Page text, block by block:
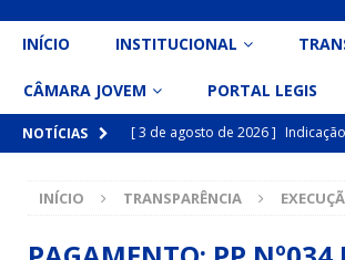
INÍCIO INSTITUCIONAL
CÂMARA JOVEM PORTAL LEGIS
NOTÍCIAS [ 3 de agosto de 2026 ]
inclusiva
DESTAQUE
[ 15 de julho de 2026 ] Vereador
INÍCIO TRANSPARÊNCIA